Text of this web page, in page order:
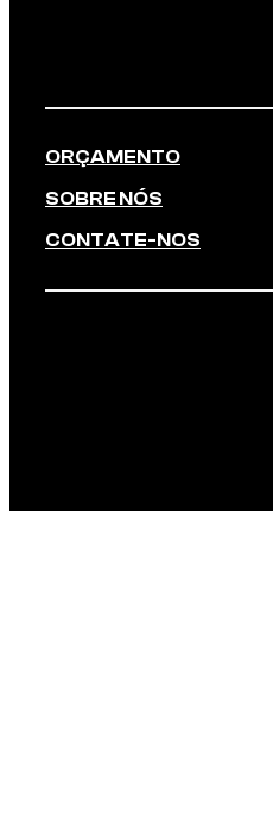
ORÇAMENTO
SOBRE NÓS
CONTATE-NOS